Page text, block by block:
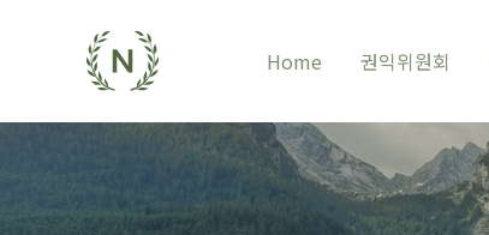
Home 권익위원회